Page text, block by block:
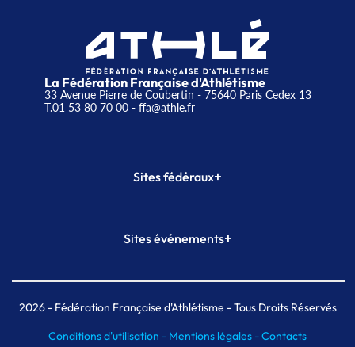
La Fédération Française d'Athlétisme
33 Avenue Pierre de Coubertin - 75640 Paris Cedex 13
T.01 53 80 70 00- ffa@athle.fr
Sites fédéraux+
Plateforme Formation
Sites événements+
Meeting de Paris indoor
MAIF Ekiden de Paris
2026- Fédération Française d'Athlétisme - Tous Droits Réservés
Conditions d'utilisation - Mentions légales -Contacts